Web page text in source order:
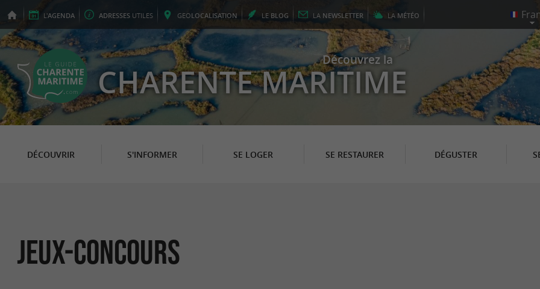
L'AGENDA ADRESSES UTILES GEOLOCALISATION LE BLOG LA NEWSLETTER LA MÉTÉO
Découvrez la
CHARENTE MARITIME
DÉCOUVRIR S'INFORMER SE LOGER SE RESTAURER DÉGUSTER
Jeux-concours